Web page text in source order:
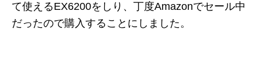
て使えるEX6200をしり、丁度Amazonでセール中
だったので購入することにしました。